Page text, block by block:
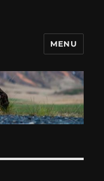
MENU